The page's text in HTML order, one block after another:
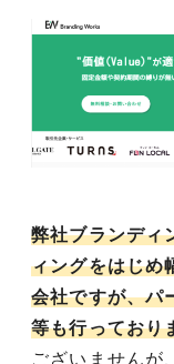
弊社ブランディ
ィングをはじめ
会社ですが、パ
等も行っており
ございませんが